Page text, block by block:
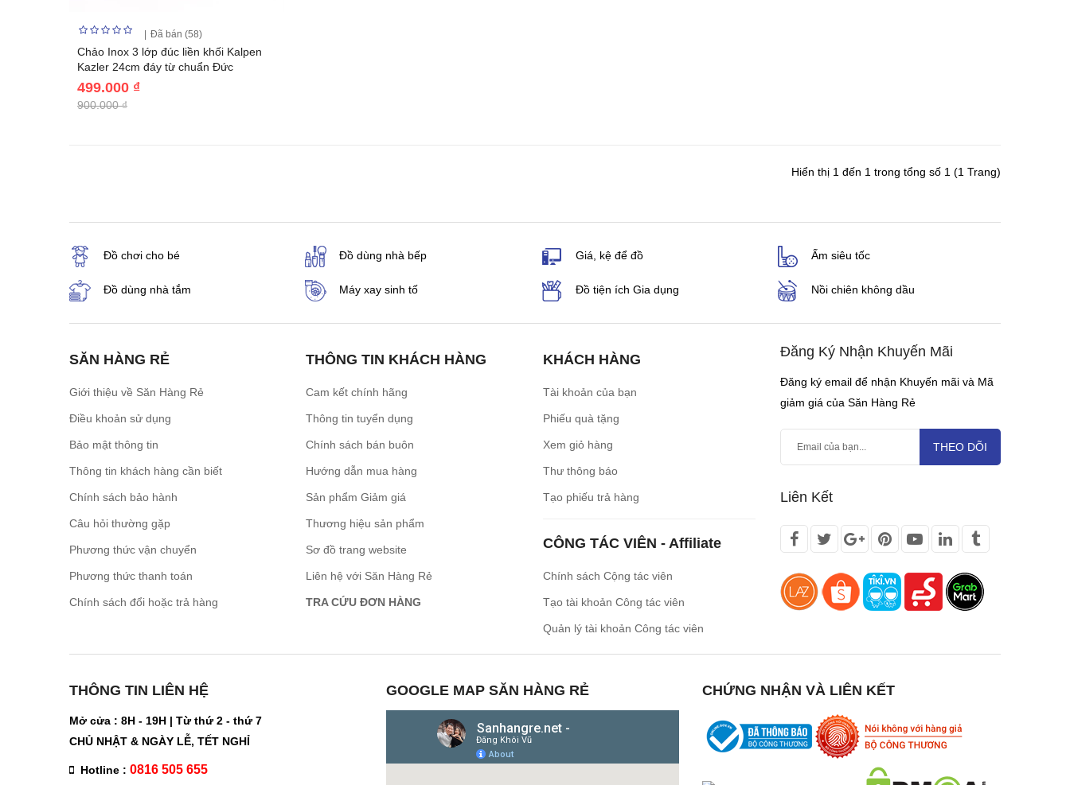
Đã bán (58)
Chảo Inox 3 lớp đúc liền khối Kalpen
Kazler 24cm đáy từ chuẩn Đức
499.000 ₫
900.000 ₫
Hiển thị 1 đến 1 trong tổng số 1 (1 Trang)
Đồ chơi cho bé
Đồ dùng nhà tắm
Đồ dùng nhà bếp
Máy xay sinh tố
Giá, kệ để đồ
Đồ tiện ích Gia dụng
Ấm siêu tốc
Nồi chiên không dầu
SĂN HÀNG RẺ
Giới thiệu về Săn Hàng Rẻ
Điều khoản sử dụng
Bảo mật thông tin
Thông tin khách hàng cần biết
Chính sách bảo hành
Câu hỏi thường gặp
Phương thức vận chuyển
Phương thức thanh toán
Chính sách đổi hoặc trả hàng
THÔNG TIN KHÁCH HÀNG
Cam kết chính hãng
Thông tin tuyển dụng
Chính sách bán buôn
Hướng dẫn mua hàng
Sản phẩm Giảm giá
Thương hiệu sản phẩm
Sơ đồ trang website
Liên hệ với Săn Hàng Rẻ
TRA CỨU ĐƠN HÀNG
KHÁCH HÀNG
Tài khoản của bạn
Phiếu quà tặng
Xem giỏ hàng
Thư thông báo
Tạo phiếu trả hàng
CÔNG TÁC VIÊN - Affiliate
Chính sách Cộng tác viên
Tạo tài khoản Công tác viên
Quản lý tài khoản Công tác viên
Đăng Ký Nhận Khuyến Mãi
Đăng ký email để nhận Khuyến mãi và Mã
giảm giá của Săn Hàng Rẻ
THEO DÕI
Liên Kết
THÔNG TIN LIÊN HỆ
Mở cửa : 8H - 19H | Từ thứ 2 - thứ 7
CHỦ NHẬT & NGÀY LỄ, TẾT NGHỈ
Hotline : 0816 505 655
GOOGLE MAP SĂN HÀNG RẺ CHỨNG NHẬN VÀ LIÊN KẾT